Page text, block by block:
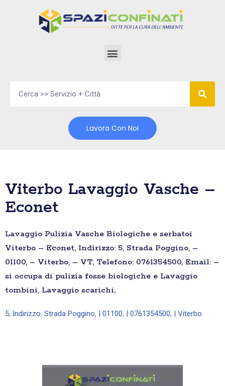
Lavora Con Noi
Viterbo Lavaggio Vasche –
Econet
Lavaggio Pulizia Vasche Biologiche e serbatoi
Viterbo – Econet, Indirizzo: 5, Strada Poggino, –
01100, – Viterbo, – VT, Telefono: 0761354500, Email: –
si occupa di pulizia fosse biologiche e Lavaggio
tombini, Lavaggio scarichi,
5, Indirizzo, Strada Poggino, | 01100, | 0761354500, | Viterbo